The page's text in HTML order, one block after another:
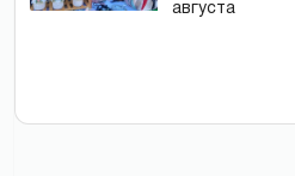
августа